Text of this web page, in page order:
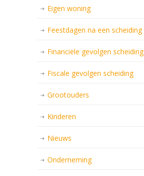
Eigen woning
Feestdagen na een scheiding
Financiële gevolgen scheiding
Fiscale gevolgen scheiding
Grootouders
Kinderen
Nieuws
Onderneming